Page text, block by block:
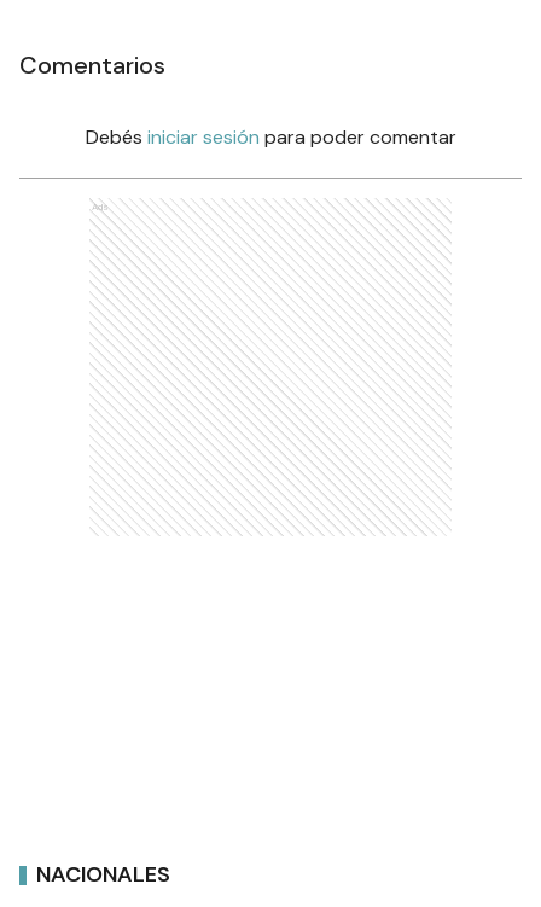
Comentarios
Debés iniciar sesión para poder comentar
Ads
NACIONALES